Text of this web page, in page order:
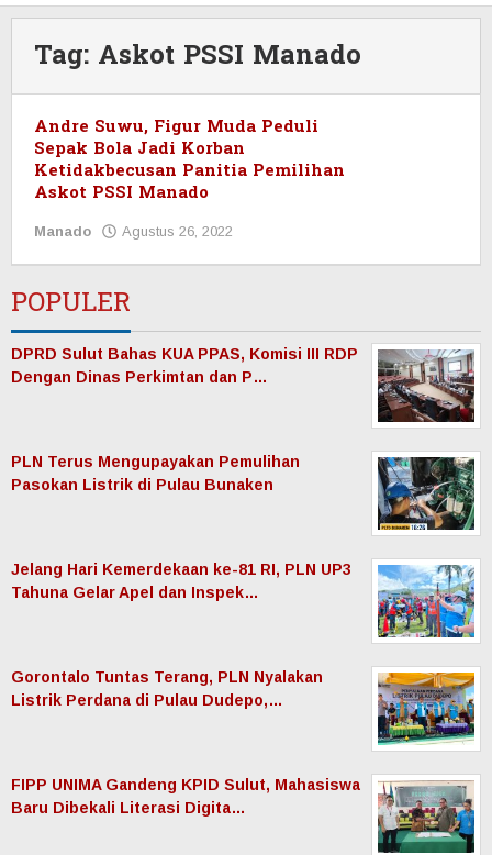
konten
Tag: Askot PSSI Manado
Andre Suwu, Figur Muda Peduli
Sepak Bola Jadi Korban
Ketidakbecusan Panitia Pemilihan
Askot PSSI Manado
Manado Agustus 26, 2022
POPULER
DPRD Sulut Bahas KUA PPAS, Komisi III RDP
Dengan Dinas Perkimtan dan P…
PLN Terus Mengupayakan Pemulihan
Pasokan Listrik di Pulau Bunaken
Jelang Hari Kemerdekaan ke-81 RI, PLN UP3
Tahuna Gelar Apel dan Inspek…
Gorontalo Tuntas Terang, PLN Nyalakan
Listrik Perdana di Pulau Dudepo,…
FIPP UNIMA Gandeng KPID Sulut, Mahasiswa
Baru Dibekali Literasi Digita…